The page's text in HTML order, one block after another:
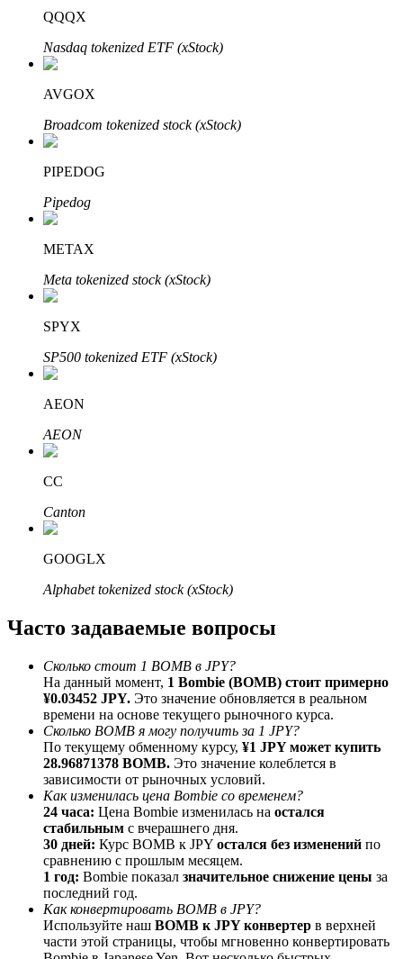
Изучите стейкинг
Узнайте о пассивном доходе
Bitrue
Bitrue Партнеры
Реферал
Пригласите друга, чтобы получить денежные
вознаграждения
BTC Welcome Rewards
QQQX
Nasdaq tokenized ETF (xStock)
AVGOX
Broadcom tokenized stock (xStock)
PIPEDOG
Pipedog
METAX
Meta tokenized stock (xStock)
SPYX
SP500 tokenized ETF (xStock)
AEON
AEON
CC
Canton
GOOGLX
Alphabet tokenized stock (xStock)
Часто задаваемые вопросы
Сколько стоит 1 BOMB в JPY?
На данный момент, 1 Bombie (BOMB) стоит примерно
¥0.03452 JPY. Это значение обновляется в реальном
времени на основе текущего рыночного курса.
Сколько BOMB я могу получить за 1 JPY?
По текущему обменному курсу, ¥1 JPY может купить
28.96871378 BOMB. Это значение колеблется в
зависимости от рыночных условий.
Как изменилась цена Bombie со временем?
24 часа: Цена Bombie изменилась на остался
стабильным с вчерашнего дня.
30 дней: Курс BOMB к JPY остался без изменений по
сравнению с прошлым месяцем.
1 год: Bombie показал значительное снижение цены за
последний год.
Как конвертировать BOMB в JPY?
Используйте наш BOMB к JPY конвертер в верхней
части этой страницы, чтобы мгновенно конвертировать